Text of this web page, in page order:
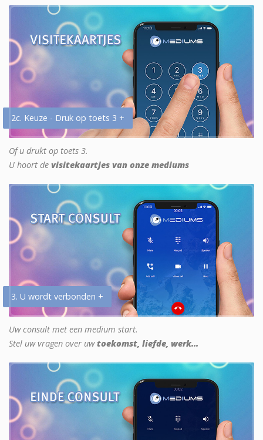
2c. Keuze - Druk op toets 3 +
Of u drukt op toets 3.
U hoort de visitekaartjes van onze mediums
3. U wordt verbonden +
Uw consult met een medium start.
Stel uw vragen over uwtoekomst, liefde, werk...